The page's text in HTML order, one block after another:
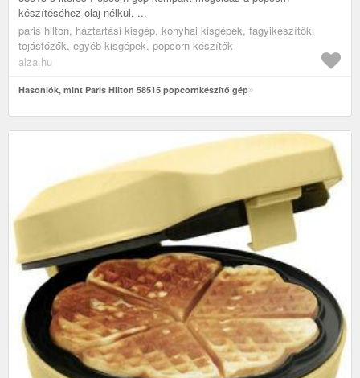
készítéséhez olaj nélkül, ...
paris hilton, háztartási kisgép, konyhai kisgépek, fagyikészítők,
tojásfőzők, egyéb kisgépek, popcorn készítők
alza.hu
Hasonlók, mint Paris Hilton 58515 popcornkészítő gép